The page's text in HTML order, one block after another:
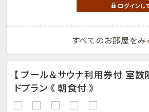
ログインし
すべてのお部屋をみ
【 プール＆サウナ利用券付 室数
ドプラン 《 朝食付 》